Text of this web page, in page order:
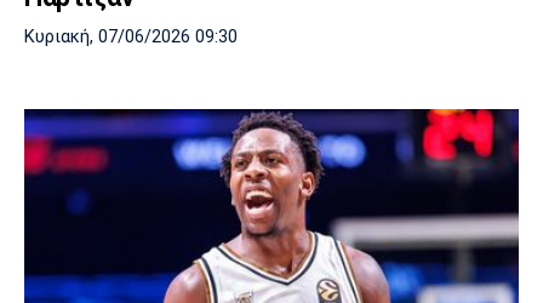
Κυριακή, 07/06/2026 09:30